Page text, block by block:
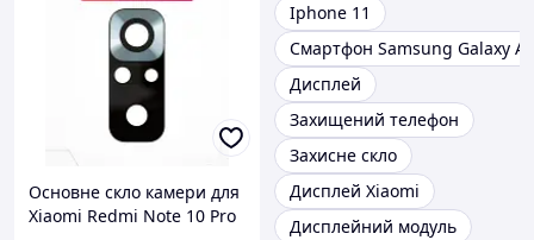
Основне скло камери для
Xiaomi Redmi Note 10 Pro
Iphone 11
Смартфон Samsung Galaxy A7
Дисплей
Захищений телефон
Захисне скло
Дисплей Xiaomi
Дисплейний модуль